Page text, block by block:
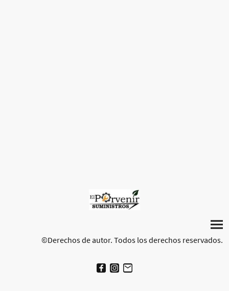
©Derechos de autor. Todos los derechos reservados.